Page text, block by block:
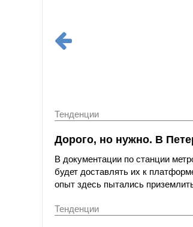
Тенденции
Дорого, но нужно. В
В документации по станции
будет доставлять их к
опыт здесь пытались
Тенденции